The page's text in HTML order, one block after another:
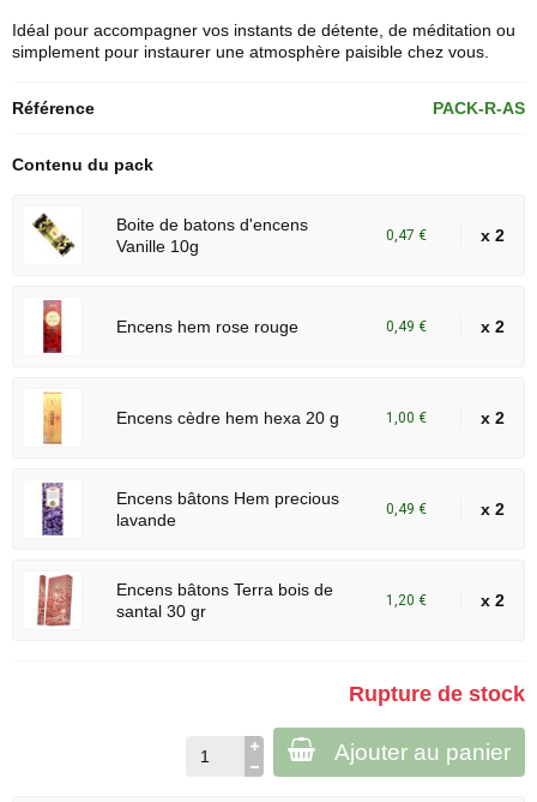
Idéal pour accompagner vos instants de détente, de méditation ou
simplement pour instaurer une atmosphère paisible chez vous.
Référence PACK-R-AS
Contenu du pack
Boite de batons d'encens
Vanille 10g
0,47 € x 2
Encens hem rose rouge 0,49 € x 2
Encens cèdre hem hexa 20 g 1,00 € x 2
Encens bâtons Hem precious
lavande
0,49 € x 2
Encens bâtons Terra bois de
santal 30 gr
1,20 € x 2
Rupture de stock
Ajouter au panier